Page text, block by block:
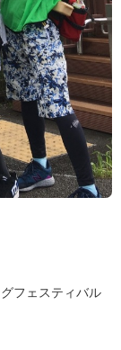
フェスティバル